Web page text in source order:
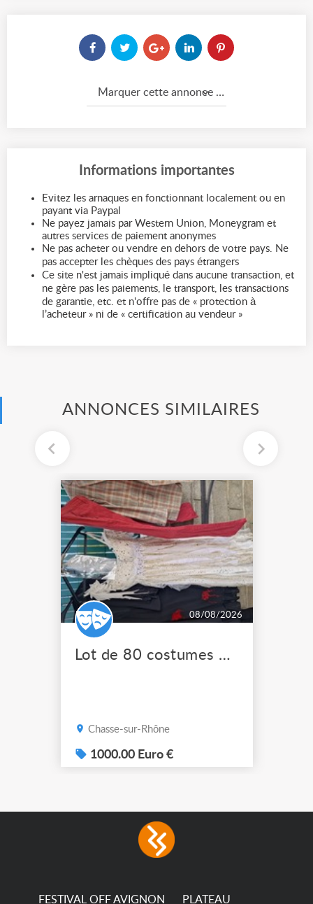
Marquer cette annonce comme...
Informations importantes
Evitez les arnaques en fonctionnant localement ou en
payant via Paypal
Ne payez jamais par Western Union, Moneygram et
autres services de paiement anonymes
Ne pas acheter ou vendre en dehors de votre pays. Ne
pas accepter les chèques des pays étrangers
Ce site n'est jamais impliqué dans aucune transaction, et
ne gère pas les paiements, le transport, les transactions
de garantie, etc. et n'offre pas de « protection à
l’acheteur » ni de « certification au vendeur »
ANNONCES SIMILAIRES
08/08/2026
Lot de 80 costumes de scène pro
Chasse-sur-Rhône
1000.00 Euro €
FESTIVAL OFF AVIGNON PLATEAU